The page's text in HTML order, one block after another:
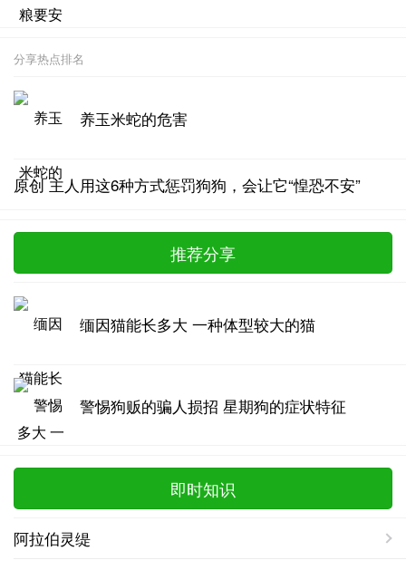
分享热点排名
养玉米蛇的危害
原创 主人用这6种方式惩罚狗狗，会让它“惶恐不安”
推荐分享
缅因猫能长多大 一种体型较大的猫
警惕狗贩的骗人损招 星期狗的症状特征
即时知识
阿拉伯灵缇